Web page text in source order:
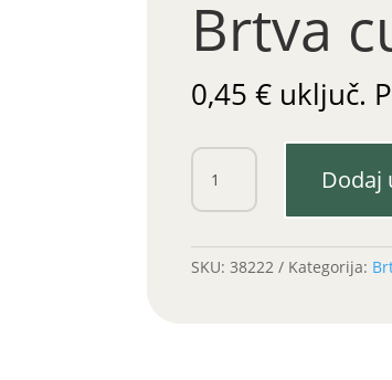
Brtva
0,45 € uključ.
Brtva
16x22
Dodaj
SKU: 38222 Kategorija: